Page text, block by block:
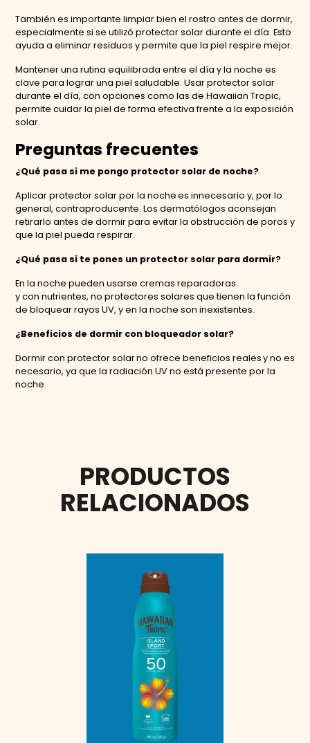
También es importante limpiar bien el rostro antes de dormir,
especialmente si se utilizó protector solar durante el día. Esto
ayuda a eliminar residuos y permite que la piel respire mejor.
Mantener una rutina equilibrada entre el día y la noche es
clave para lograr una piel saludable. Usar protector solar
durante el día, con opciones como las de Hawaiian Tropic,
permite cuidar la piel de forma efectiva frente a la exposición
solar.
Preguntas frecuentes
¿Qué pasa si me pongo protector solar de noche?
Aplicar protector solar por la noche es innecesario y, por lo
general, contraproducente. Los dermatólogos aconsejan
retirarlo antes de dormir para evitar la obstrucción de poros y
que la piel pueda respirar.
¿Qué pasa si te pones un protector solar para dormir?
En la noche pueden usarse cremas reparadoras
y con nutrientes, no protectores solares que tienen la función
de bloquear rayos UV, y en la noche son inexistentes.
¿Beneficios de dormir con bloqueador solar?
Dormir con protector solar no ofrece beneficios reales y no es
necesario, ya que la radiación UV no está presente por la
noche.
PRODUCTOS
RELACIONADOS